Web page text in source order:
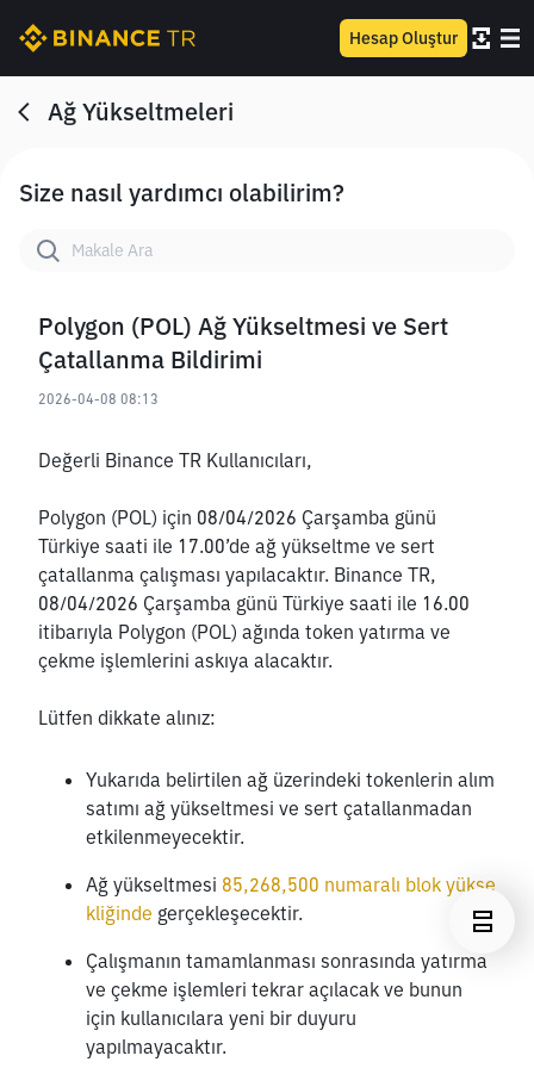
Hesap Oluştur
Ağ Yükseltmeleri
Size nasıl yardımcı olabilirim?
Polygon (POL) Ağ Yükseltmesi ve Sert
Çatallanma Bildirimi
2026-04-08 08:13
Değerli Binance TR Kullanıcıları,
Polygon (POL) için 08/04/2026 Çarşamba günü
Türkiye saati ile 17.00’de ağ yükseltme ve sert
çatallanma çalışması yapılacaktır. Binance TR,
08/04/2026 Çarşamba günü Türkiye saati ile 16.00
itibarıyla Polygon (POL) ağında token yatırma ve
çekme işlemlerini askıya alacaktır.
Lütfen dikkate alınız:
Yukarıda belirtilen ağ üzerindeki tokenlerin alım
satımı ağ yükseltmesi ve sert çatallanmadan
etkilenmeyecektir.
Ağ yükseltmesi 85,268,500 numaralı blok yükse
kliğinde gerçekleşecektir.
Çalışmanın tamamlanması sonrasında yatırma
ve çekme işlemleri tekrar açılacak ve bunun
için kullanıcılara yeni bir duyuru
yapılmayacaktır.